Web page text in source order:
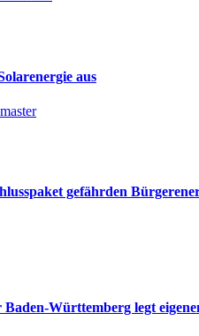
aus
gefährden
Württemberg legt